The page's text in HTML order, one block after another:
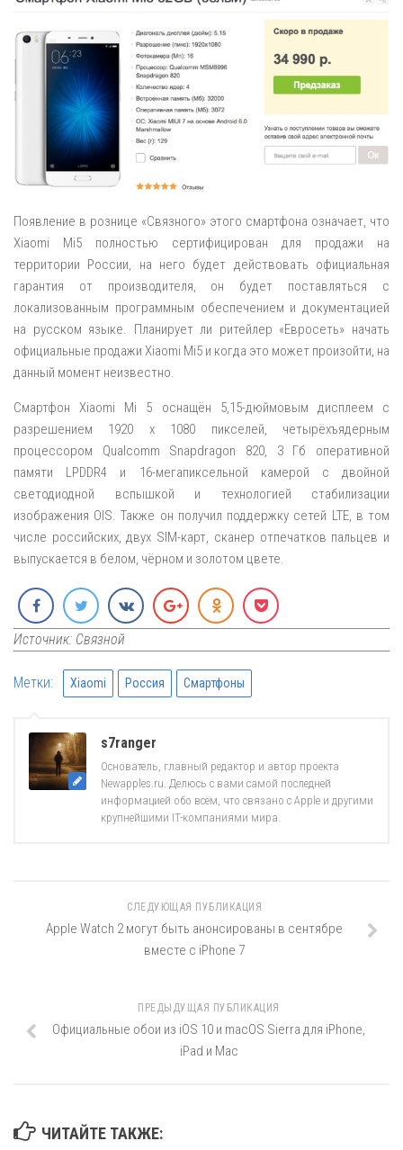
Появление в рознице «Связного» этого смартфона означает, что
Xiaomi Mi5 полностью сертифицирован для продажи на
территории России, на него будет действовать официальная
гарантия от производителя, он будет поставляться с
локализованным программным обеспечением и документацией
на русском языке. Планирует ли ритейлер «Евросеть» начать
официальные продажи Xiaomi Mi5 и когда это может произойти, на
данный момент неизвестно.
Смартфон Xiaomi Mi 5 оснащён 5,15-дюймовым дисплеем с
разрешением 1920 x 1080 пикселей, четырёхъядерным
процессором Qualcomm Snapdragon 820, 3 Гб оперативной
памяти LPDDR4 и 16-мегапиксельной камерой с двойной
светодиодной вспышкой и технологией стабилизации
изображения OIS. Также он получил поддержку сетей LTE, в том
числе российских, двух SIM-карт, сканер отпечатков пальцев и
выпускается в белом, чёрном и золотом цвете.
Источник: Связной
Метки: Xiaomi Россия Смартфоны
s7ranger
Основатель, главный редактор и автор проекта
Newapples.ru. Делюсь с вами самой последней
информацией обо всём, что связано с Apple и другими
крупнейшими IT-компаниями мира.
СЛЕДУЮЩАЯ ПУБЛИКАЦИЯ
Apple Watch 2 могут быть анонсированы в сентябре
вместе с iPhone 7
ПРЕДЫДУЩАЯ ПУБЛИКАЦИЯ
Официальные обои из iOS 10 и macOS Sierra для iPhone,
iPad и Mac
ЧИТАЙТЕ ТАКЖЕ: